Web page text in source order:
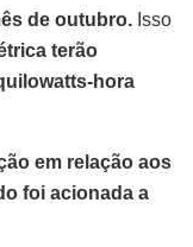
de outubro. Isso
terão
hora
em relação aos
foi acionada a